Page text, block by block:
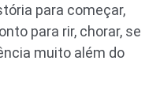
para começar,
para rir, chorar, se
muito além do